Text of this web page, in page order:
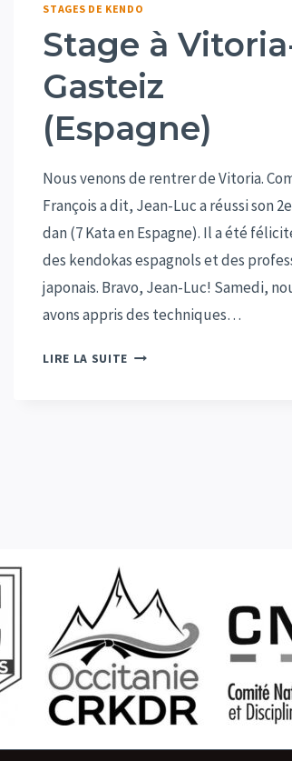
STAGES DE KENDO
Stage à
Gasteiz
(Espagne)
Nous venons de rentrer de Vitoria.
François a dit, Jean-Luc a réussi son
dan (7 Kata en Espagne). Il a été
des kendokas espagnols et des
japonais. Bravo, Jean-Luc! Samedi,
avons appris des techniques…
LIRE LA SUITE STAGE